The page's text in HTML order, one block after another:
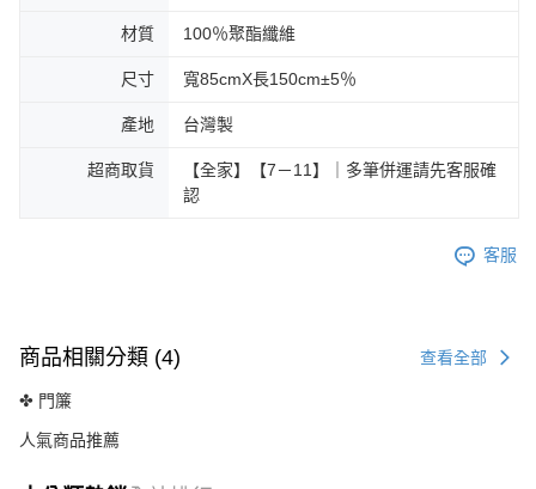
材質 100％聚酯纖維
尺寸 寬85cmX長150cm±5％
產地 台灣製
超商取貨
【全家】【7－11】｜多筆併運請先客服確
認
客服
商品相關分類 (4) 查看全部
✤ 門簾
人氣商品推薦